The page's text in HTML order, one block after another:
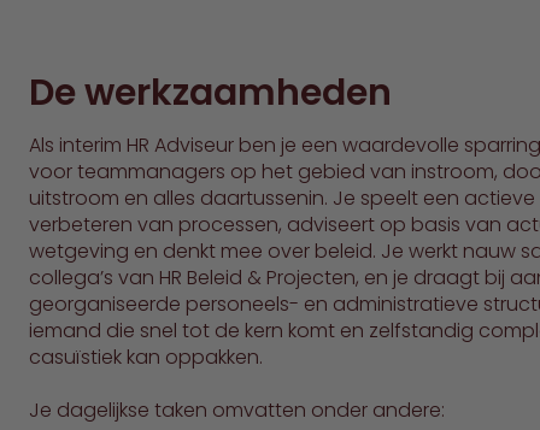
De werkzaamheden
Als interim HR Adviseur ben je een waardevolle
voor teammanagers op het gebied van instroom,
uitstroom en alles daartussenin. Je speelt een actieve
verbeteren van processen, adviseert op basis van
wetgeving en denkt mee over beleid. Je werkt nauw
collega’s van HR Beleid & Projecten, en je draagt bij
georganiseerde personeels- en administratieve
iemand die snel tot de kern komt en zelfstandig
casuïstiek kan oppakken.
Je dagelijkse taken omvatten onder andere: